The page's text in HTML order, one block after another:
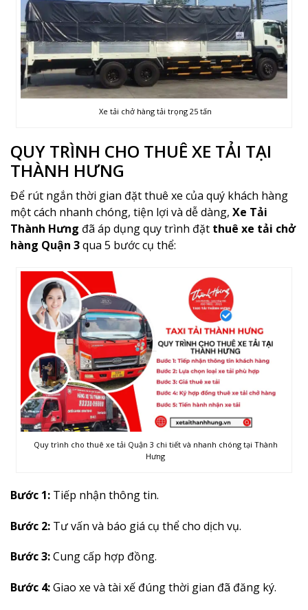
Xe tải chở hàng tải trọng 25 tấn
QUY TRÌNH CHO THUÊ XE TẢI TẠI
THÀNH HƯNG
Để rút ngắn thời gian đặt thuê xe của quý khách hàng
một cách nhanh chóng, tiện lợi và dễ dàng, Xe Tải
Thành Hưng đã áp dụng quy trình đặt thuê xe tải chở
hàng Quận 3qua 5 bước cụ thể:
Quy trình cho thuê xe tải Quận 3 chi tiết và nhanh chóng tại Thành
Hưng
Bước 1: Tiếp nhận thông tin.
Bước 2: Tư vấn và báo giá cụ thể cho dịch vụ.
Bước 3:Cung cấp hợp đồng.
Bước 4:Giao xe và tài xế đúng thời gian đã đăng ký.